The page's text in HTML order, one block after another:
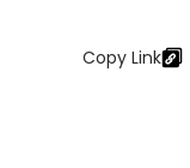
Copy Link